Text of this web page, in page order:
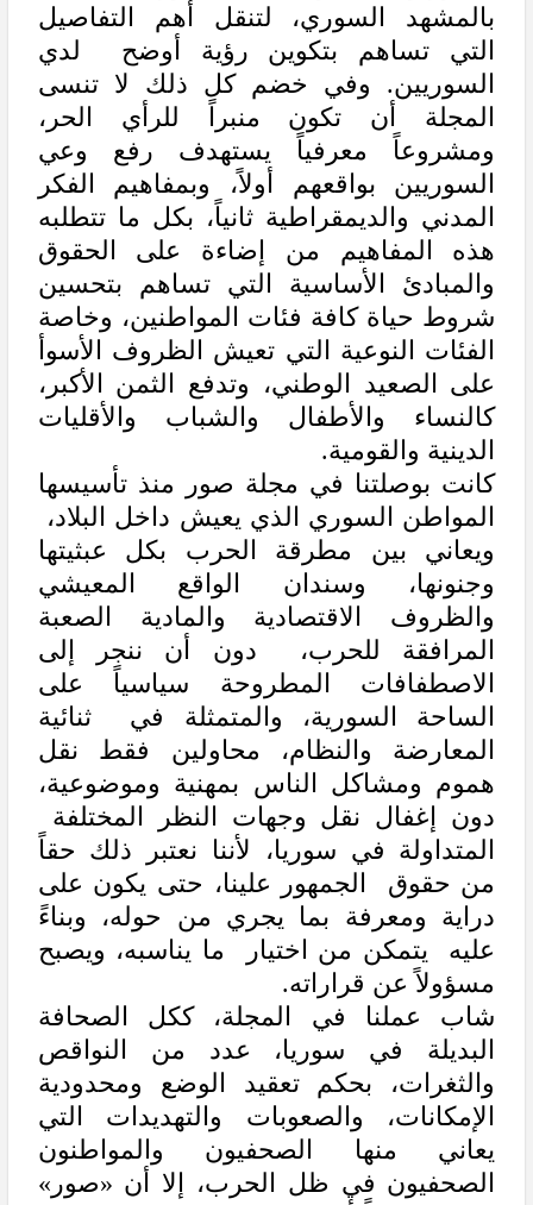
بالمشهد السوري، لتنقل أهم التفاصيل
التي تساهم بتكوين رؤية أوضح لدي
السوريين. وفي خضم كل ذلك لا تنسى
المجلة أن تكون منبراً للرأي الحر،
ومشروعاً معرفياً يستهدف رفع وعي
السوريين بواقعهم أولاً، وبمفاهيم الفكر
المدني والديمقراطية ثانياً، بكل ما تتطلبه
هذه المفاهيم من إضاءة على الحقوق
والمبادئ الأساسية التي تساهم بتحسين
شروط حياة كافة فئات المواطنين، وخاصة
الفئات النوعية التي تعيش الظروف الأسوأ
على الصعيد الوطني، وتدفع الثمن الأكبر،
كالنساء والأطفال والشباب والأقليات
الدينية والقومية.
كانت بوصلتنا في مجلة صور منذ تأسيسها
المواطن السوري الذي يعيش داخل البلاد،
ويعاني بين مطرقة الحرب بكل عبثيتها
وجنونها، وسندان الواقع المعيشي
والظروف الاقتصادية والمادية الصعبة
المرافقة للحرب، دون أن ننجر إلى
الاصطفافات المطروحة سياسياً على
الساحة السورية، والمتمثلة في ثنائية
المعارضة والنظام، محاولين فقط نقل
هموم ومشاكل الناس بمهنية وموضوعية،
دون إغفال نقل وجهات النظر المختلفة
المتداولة في سوريا، لأننا نعتبر ذلك حقاً
من حقوق الجمهور علينا، حتى يكون على
دراية ومعرفة بما يجري من حوله، وبناءً
عليه يتمكن من اختيار ما يناسبه، ويصبح
مسؤولاً عن قراراته.
شاب عملنا في المجلة، ككل الصحافة
البديلة في سوريا، عدد من النواقص
والثغرات، بحكم تعقيد الوضع ومحدودية
الإمكانات، والصعوبات والتهديدات التي
يعاني منها الصحفيون والمواطنون
الصحفيون في ظل الحرب، إلا أن «صور»